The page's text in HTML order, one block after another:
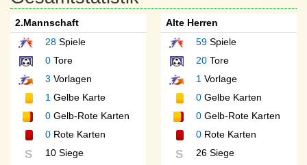
2.Mannschaft
28 Spiele
0 Tore
3 Vorlagen
1 Gelbe Karte
0 Gelb-Rote Karten
0 Rote Karten
S 10 Siege
Alte Herren
59Spiele
20Tore
1 Vorlage
0Gelbe Karten
0Gelb-Rote Karten
0Rote Karten
S 26 Siege